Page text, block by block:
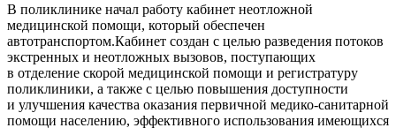
В поликлинике начал работу кабинет неотложной
медицинской помощи, который обеспечен
автотранспортом.Кабинет создан с целью разведения потоков
экстренных и неотложных вызовов, поступающих
в отделение скорой медицинской помощи и регистратуру
поликлиники, а также с целью повышения доступности
и улучшения качества оказания первичной медико-санитарной
помощи населению, эффективного использования имеющихся